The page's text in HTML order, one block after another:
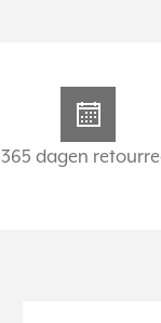
365 dagen